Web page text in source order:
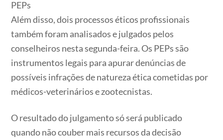
PEPs
Além disso, dois processos éticos profissionais
também foram analisados e julgados pelos
conselheiros nesta segunda-feira. Os PEPs são
instrumentos legais para apurar denúncias de
possíveis infrações de natureza ética cometidas por
médicos-veterinários e zootecnistas.
O resultado do julgamento só será publicado
quando não couber mais recursos da decisão